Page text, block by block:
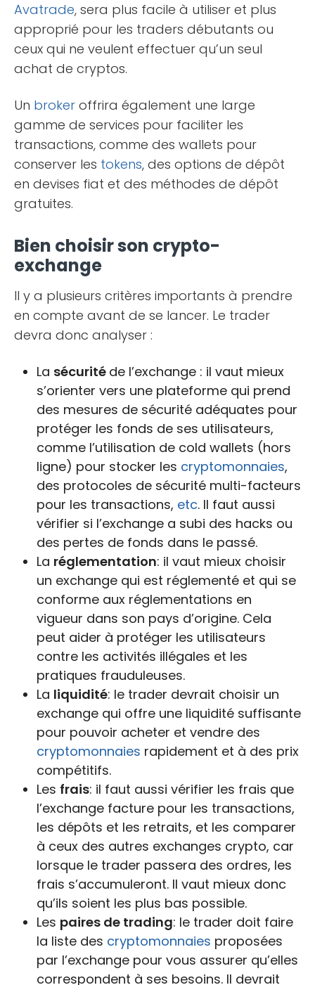
Avatrade, sera plus facile à utiliser et plus
approprié pour les traders débutants ou
ceux qui ne veulent effectuer qu’un seul
achat de cryptos.
Un broker offrira également une large
gamme de services pour faciliter les
transactions, comme des wallets pour
conserver les tokens, des options de dépôt
en devises fiat et des méthodes de dépôt
gratuites.
Bien choisir son crypto-
exchange
Il y a plusieurs critères importants à prendre
en compte avant de se lancer. Le trader
devra donc analyser :
La sécurité de l’exchange : il vaut mieux
s’orienter vers une plateforme qui prend
des mesures de sécurité adéquates pour
protéger les fonds de ses utilisateurs,
comme l’utilisation de cold wallets (hors
ligne) pour stocker les cryptomonnaies,
des protocoles de sécurité multi-facteurs
pour les transactions, etc. Il faut aussi
vérifier si l’exchange a subi des hacks ou
des pertes de fonds dans le passé.
La réglementation: il vaut mieux choisir
un exchange qui est réglementé et qui se
conforme aux réglementations en
vigueur dans son pays d’origine. Cela
peut aider à protéger les utilisateurs
contre les activités illégales et les
pratiques frauduleuses.
La liquidité: le trader devrait choisir un
exchange qui offre une liquidité suffisante
pour pouvoir acheter et vendre des
cryptomonnaies rapidement et à des prix
compétitifs.
Les frais: il faut aussi vérifier les frais que
l’exchange facture pour les transactions,
les dépôts et les retraits, et les comparer
à ceux des autres exchanges crypto, car
lorsque le trader passera des ordres, les
frais s’accumuleront. Il vaut mieux donc
qu’ils soient les plus bas possible.
Les paires de trading: le trader doit faire
la liste des cryptomonnaies proposées
par l’exchange pour vous assurer qu’elles
correspondent à ses besoins. Il devrait